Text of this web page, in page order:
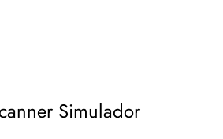
Simulador